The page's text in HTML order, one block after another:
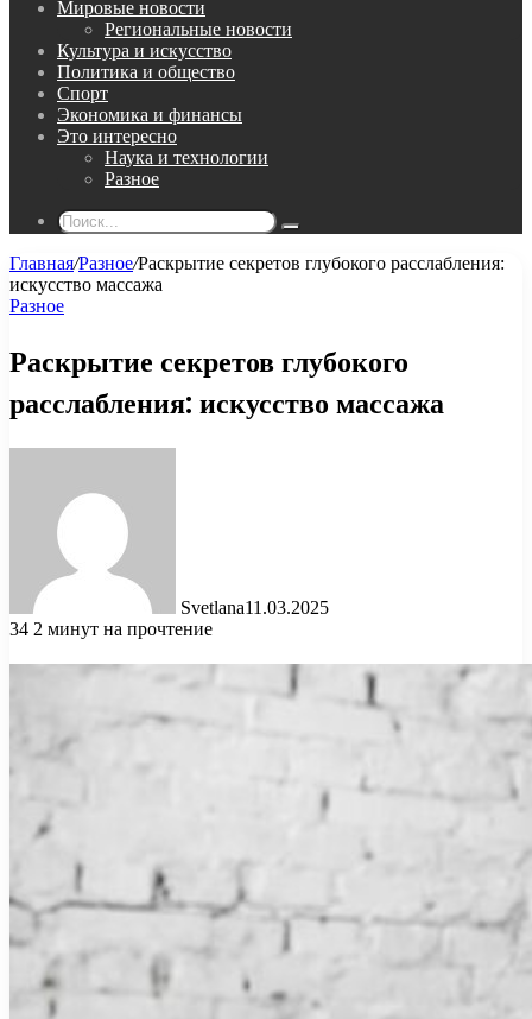
Мировые новости
Региональные новости
Культура и искусство
Политика и общество
Спорт
Экономика и финансы
Это интересно
Наука и технологии
Разное
Поиск...
Главная/Разное/Раскрытие секретов глубокого расслабления:
искусство массажа
Разное
Раскрытие секретов глубокого
расслабления: искусство массажа
Svetlana11.03.2025
34 2 минут на прочтение